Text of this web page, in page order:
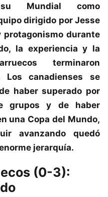
su Mundial como
dirigido por Jesse
protagonismo durante
la experiencia y la
terminaron
Los canadienses se
haber superado por
grupos y de haber
una Copa del Mundo,
avanzando quedó
jerarquía.
(0-3):